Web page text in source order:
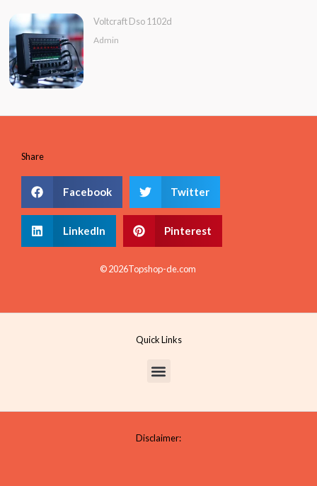
Voltcraft Dso 1102d
Admin
Share
Facebook Twitter
LinkedIn Pinterest
© 2026Topshop-de.com
Quick Links
Disclaimer: